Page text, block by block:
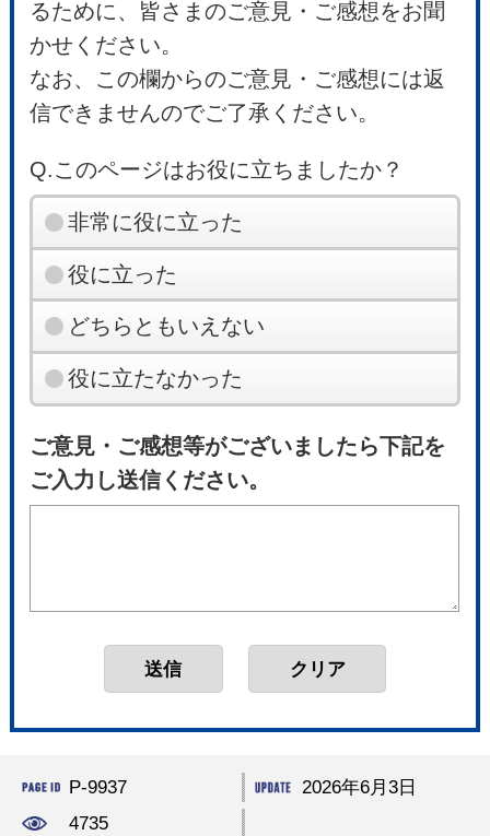
るために、皆さまのご意見・ご感想をお聞
かせください。
なお、この欄からのご意見・ご感想には返
信できませんのでご了承ください。
Q.このページはお役に立ちましたか？
非常に役に立った
役に立った
どちらともいえない
役に立たなかった
ご意見・ご感想等がございましたら下記を
ご入力し送信ください。
P-9937
2026年6月3日
4735